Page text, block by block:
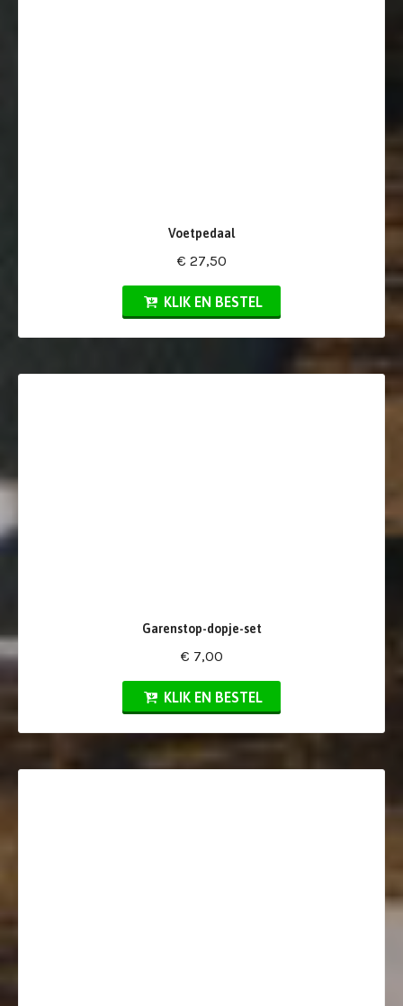
Voetpedaal
€ 27,50
KLIK EN BESTEL
Garenstop-dopje-set
€ 7,00
KLIK EN BESTEL